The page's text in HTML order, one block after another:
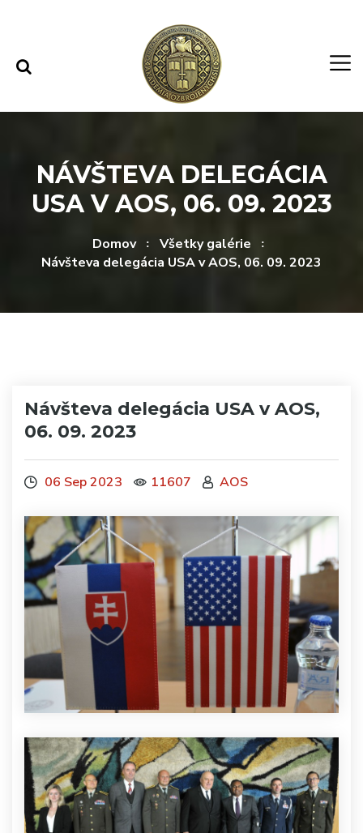
NÁVŠTEVA DELEGÁCIA
USA V AOS, 06. 09. 2023
Domov
Všetky galérie
Návšteva delegácia USA v AOS, 06. 09. 2023
Návšteva delegácia USA v AOS,
06. 09. 2023
06 Sep 2023 11607 AOS